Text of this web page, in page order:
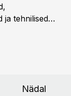
ja tehnilised
Nädal